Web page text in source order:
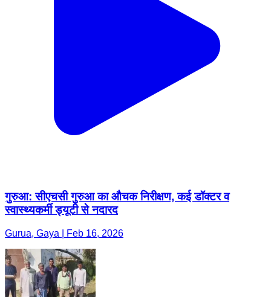
गुरुआ: सीएचसी गुरुआ का औचक निरीक्षण, कई डॉक्टर व
स्वास्थ्यकर्मी ड्यूटी से नदारद
Gurua, Gaya | Feb 16, 2026